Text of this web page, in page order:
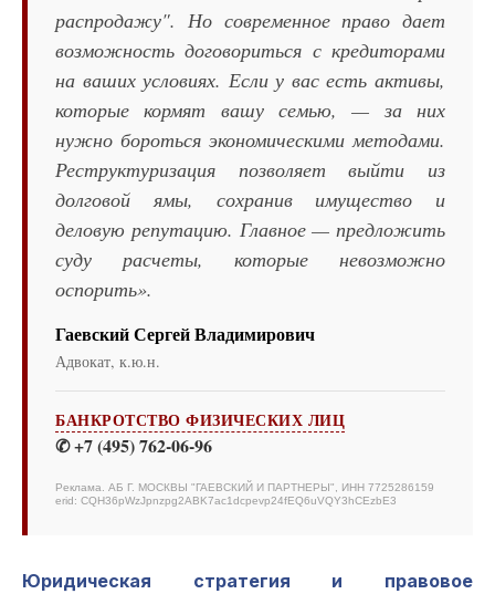
распродажу". Но современное право дает
возможность договориться с кредиторами
на ваших условиях. Если у вас есть активы,
которые кормят вашу семью, — за них
нужно бороться экономическими методами.
Реструктуризация позволяет выйти из
долговой ямы, сохранив имущество и
деловую репутацию. Главное — предложить
суду расчеты, которые невозможно
оспорить».
Гаевский Сергей Владимирович
Адвокат, к.ю.н.
БАНКРОТСТВО ФИЗИЧЕСКИХ ЛИЦ
✆ +7 (495) 762-06-96
Реклама. АБ Г. МОСКВЫ "ГАЕВСКИЙ И ПАРТНЕРЫ", ИНН 7725286159
erid: CQH36pWzJpnzpg2ABK7ac1dcpevp24fEQ6uVQY3hCEzbE3
Юридическая стратегия и правовое